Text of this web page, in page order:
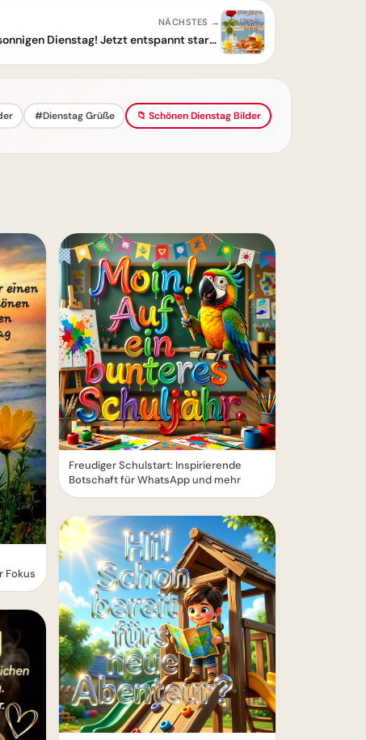
NÄCHSTES →
Wünsche Dir einen wunderbar sonnigen Dienstag! Jetzt entspannt starten
#Dienstag Grüße 📁 Schönen Dienstag Bilder
Fokus
Freudiger Schulstart: Inspirierende
Botschaft für WhatsApp und mehr